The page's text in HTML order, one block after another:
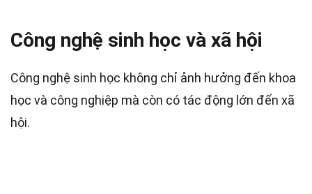
Công nghệ sinh học và xã hội
Công nghệ sinh học không chỉ ảnh hưởng đến khoa
học và công nghiệp mà còn có tác động lớn đến xã
hội.